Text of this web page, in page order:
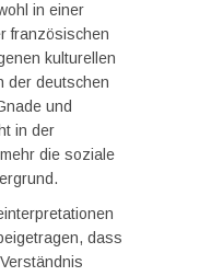
in einer
französischen
kulturellen
der deutschen
und
in der
die soziale
dass